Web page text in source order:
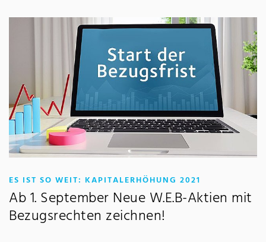
ES IST SO WEIT: KAPITALERHÖHUNG 2021
Ab 1. September Neue W.E.B-Aktien mit
Bezugsrechten zeichnen!